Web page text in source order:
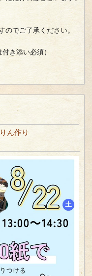
のでご了承ください。
き添い必須）
ん作り